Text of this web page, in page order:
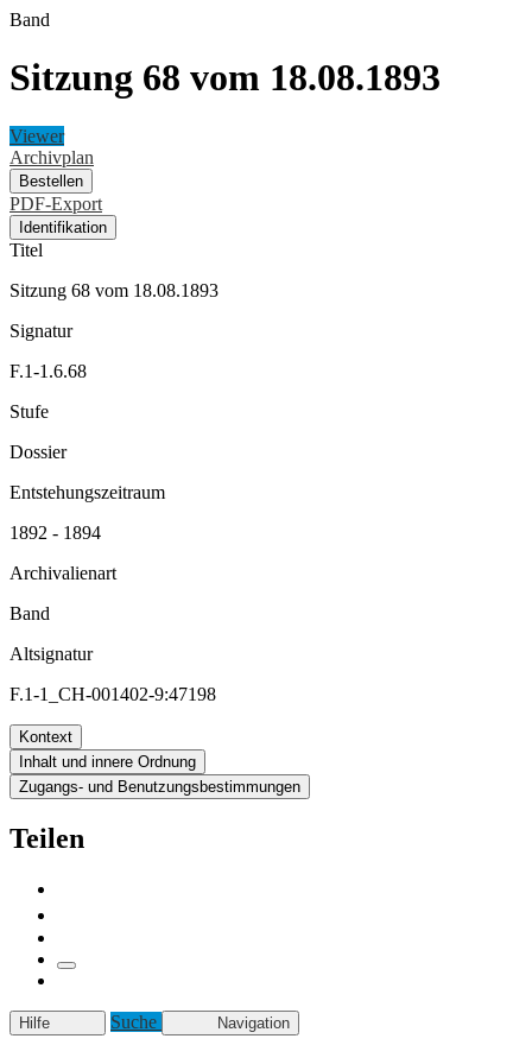
Band
Sitzung 68 vom 18.08.1893
Viewer
Archivplan
Bestellen
PDF-Export
Identifikation
Titel
Sitzung 68 vom 18.08.1893
Signatur
F.1-1.6.68
Stufe
Dossier
Entstehungszeitraum
1892 - 1894
Archivalienart
Band
Altsignatur
F.1-1_CH-001402-9:47198
Kontext
Inhalt und innere Ordnung
Zugangs- und Benutzungsbestimmungen
Teilen
Hilfe Suche Navigation